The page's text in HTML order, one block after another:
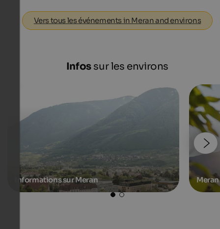
Vers tous les événements in Meran and environs
Infossur les environs
Informations sur Meran